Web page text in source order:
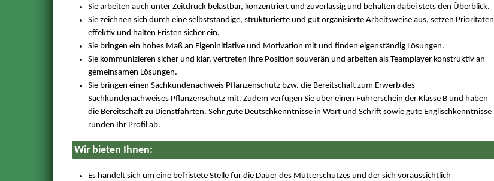
Sie arbeiten auch unter Zeitdruck belastbar, konzentriert und zuverlässig und behalten dabei stets den Überblick.
Sie zeichnen sich durch eine selbstständige, strukturierte und gut organisierte Arbeitsweise aus, setzen Prioritäten
effektiv und halten Fristen sicher ein.
Sie bringen ein hohes Maß an Eigeninitiative und Motivation mit und finden eigenständig Lösungen.
Sie kommunizieren sicher und klar, vertreten Ihre Position souverän und arbeiten als Teamplayer konstruktiv an
gemeinsamen Lösungen.
Sie bringen einen Sachkundenachweis Pflanzenschutz bzw. die Bereitschaft zum Erwerb des
Sachkundenachweises Pflanzenschutz mit. Zudem verfügen Sie über einen Führerschein der Klasse B und haben
die Bereitschaft zu Dienstfahrten. Sehr gute Deutschkenntnisse in Wort und Schrift sowie gute Englischkenntnisse
runden Ihr Profil ab.
Wir bieten Ihnen:
Es handelt sich um eine befristete Stelle für die Dauer des Mutterschutzes und der sich voraussichtlich